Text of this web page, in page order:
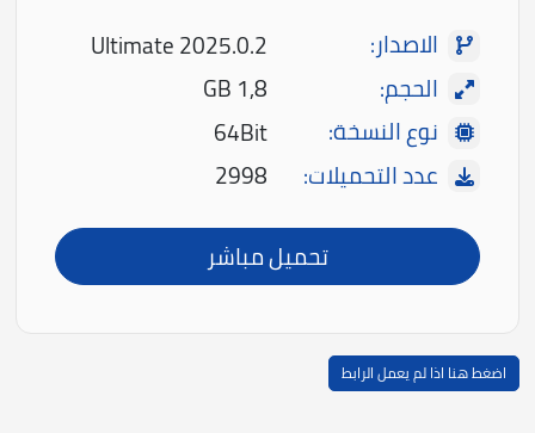
الاصدار:
Ultimate 2025.0.2
الحجم:
1,8 GB
نوع النسخة:
64Bit
عدد التحميلات:
2998
تحميل مباشر
اضغط هنا اذا لم يعمل الرابط